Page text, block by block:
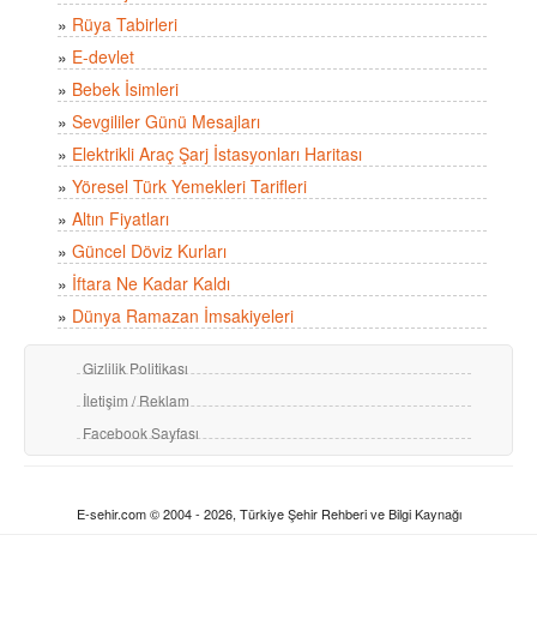
» Rüya Tabirleri
» E-devlet
» Bebek İsimleri
» Sevgililer Günü Mesajları
» Elektrikli Araç Şarj İstasyonları Haritası
» Yöresel Türk Yemekleri Tarifleri
» Altın Fiyatları
» Güncel Döviz Kurları
» İftara Ne Kadar Kaldı
» Dünya Ramazan İmsakiyeleri
Gizlilik Politikası
İletişim / Reklam
Facebook Sayfası
E-sehir.com © 2004 - 2026, Türkiye Şehir Rehberi ve Bilgi Kaynağı